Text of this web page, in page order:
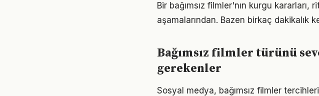
Bir bağımsız filmler'nın kurgu
aşamalarından. Bazen birkaç dakikalık
Bağımsız filmler türünü
gerekenler
Sosyal medya, bağımsız filmler